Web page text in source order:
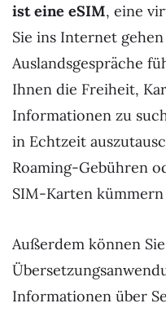
ist eine eSIM, eine
Sie ins Internet
Auslandsgespräche
Ihnen die Freiheit,
Informationen zu
in Echtzeit
Roaming-Gebühren
SIM-Karten kümmern
Außerdem können
Informationen über